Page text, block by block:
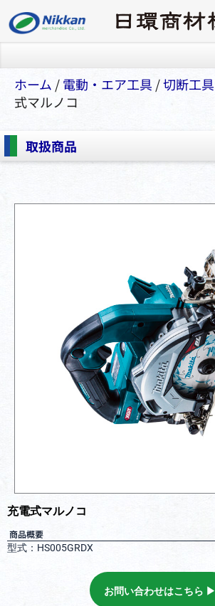
ホーム /電動・エア⼯具 /切断⼯具
式マルノコ
取扱商品
充電式マルノコ
商品概要
型式：HS005GRDX
お問い合わせはこちら ▶︎